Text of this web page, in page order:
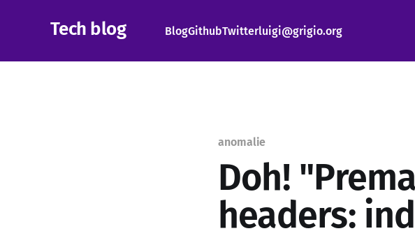
Tech blog BlogGithubTwitterluigi@grigio.org
anomalie
Doh!
headers: